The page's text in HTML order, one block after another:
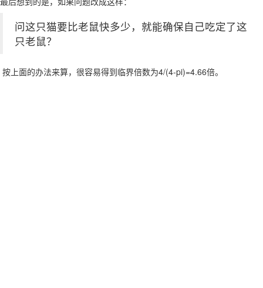
问这只猫要比老鼠快多少，就能确保自己吃定了这
只老鼠？
按上面的办法来算，很容易得到临界倍数为4/(4-pi)=4.66倍。